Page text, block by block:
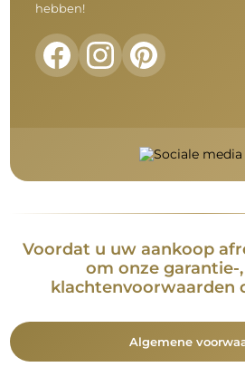
hebben!
Voordat u uw aankoop
om onze garantie-
klachtenvoorwaarden
Algemene